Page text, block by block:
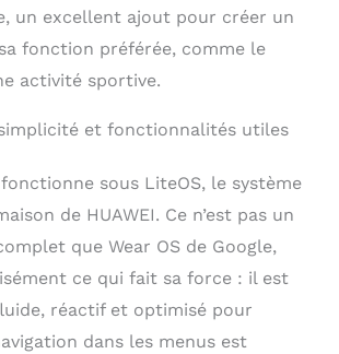
nombreux capteurs, elle
effectuera un suivi
ultra-précis de vos
entraînements et de
temps réel. Elle saura
pour améliorer
l'efficacité de vos
entrainements grâce à
ses 15 modes de sport.
Un véritable coach
sportif La HUAWEI
WATCH GT 2 prend en
un excellent ajout pour créer un
fonction préférée, comme le
activité sportive.
et fonctionnalités utiles
sous LiteOS, le système
de HUAWEI. Ce n’est pas un
que Wear OS de Google,
ce qui fait sa force : il est
réactif et optimisé pour
dans les menus est